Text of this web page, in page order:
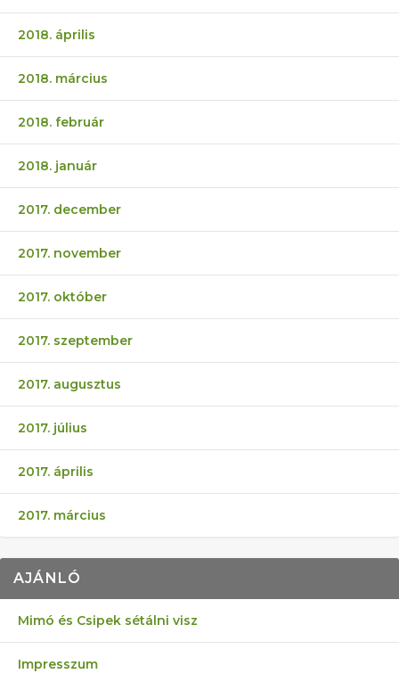
2018. április
2018. március
2018. február
2018. január
2017. december
2017. november
2017. október
2017. szeptember
2017. augusztus
2017. július
2017. április
2017. március
AJÁNLÓ
Mimó és Csipek sétálni visz
Impresszum